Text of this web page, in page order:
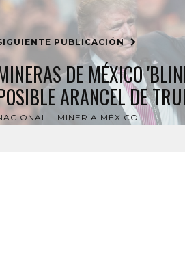
PUBLICACIÓN
DE MÉXICO
ARANCEL DE
MINERÍA MÉXICO